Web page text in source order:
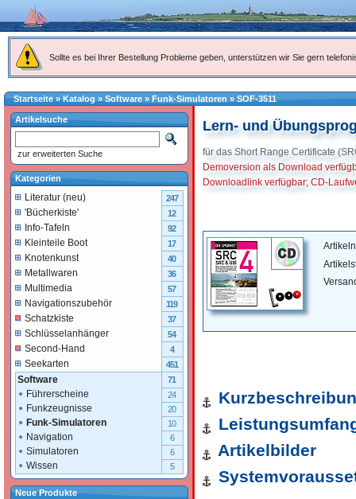
Sollte es bei Ihrer Bestellung Probleme geben, unterstützen wir Sie gern
Startseite»Katalog » Software » Funk-Simulatoren » SOF-3511
Lern- und
für das Short Range Certificate
Demoversion als Download
Downloadlink verfügbar; CD-
Artikelbilder
Artikelsuche
zur erweiterten Suche
Kategorien
Literatur (neu) 247
'Bücherkiste' 12
Info-Tafeln 92
Kleinteile Boot 17
Knotenkunst 40
Metallwaren 36
Multimedia 57
Navigationszubehör 119
Schatzkiste 37
Schlüsselanhänger 54
Second-Hand 4
Seekarten 451
Software 71
Führerscheine 24
Funkzeugnisse 20
Funk-Simulatoren 10
Navigation 6
Simulatoren 6
Wissen 5
Neue Produkte